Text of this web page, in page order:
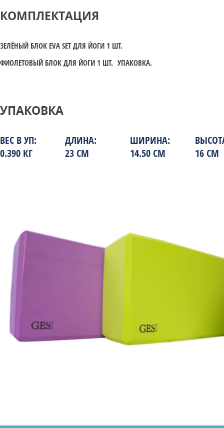
КОМПЛЕКТАЦИЯ
ЗЕЛЁНЫЙ БЛОК EVA SET ДЛЯ ЙОГИ 1 ШТ.
ФИОЛЕТОВЫЙ БЛОК ДЛЯ ЙОГИ 1 ШТ. УПАКОВКА.
УПАКОВКА
ВЕС В УП:
0.390 КГ
ДЛИНА:
23 СМ
ШИРИНА:
14.50 СМ
16 СМ